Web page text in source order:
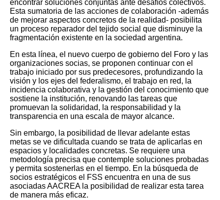
encontrar soluciones conjuntas ante desafíos colectivos.
Esta sumatoria de las acciones de colaboración -además
de mejorar aspectos concretos de la realidad- posibilita
un proceso reparador del tejido social que disminuye la
fragmentación existente en la sociedad argentina.
En esta línea, el nuevo cuerpo de gobierno del Foro y las
organizaciones socias, se proponen continuar con el
trabajo iniciado por sus predecesores, profundizando la
visión y los ejes del federalismo, el trabajo en red, la
incidencia colaborativa y la gestión del conocimiento que
sostiene la institución, renovando las tareas que
promuevan la solidaridad, la responsabilidad y la
transparencia en una escala de mayor alcance.
Sin embargo, la posibilidad de llevar adelante estas
metas se ve dificultada cuando se trata de aplicarlas en
espacios y localidades concretas. Se requiere una
metodología precisa que contemple soluciones probadas
y permita sostenerlas en el tiempo. En la búsqueda de
socios estratégicos el FSS encuentra en una de sus
asociadas AACREA la posibilidad de realizar esta tarea
de manera más eficaz.